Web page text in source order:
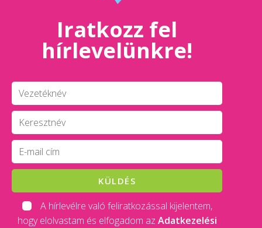
Iratkozz fel
hírlevelünkre!
A hírlevélre való feliratkozással kijelentem,
hogy elolvastam és elfogadom az Adatkezelési
KÜLDÉS